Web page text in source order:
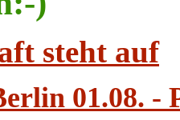
steht auf
01.08. -